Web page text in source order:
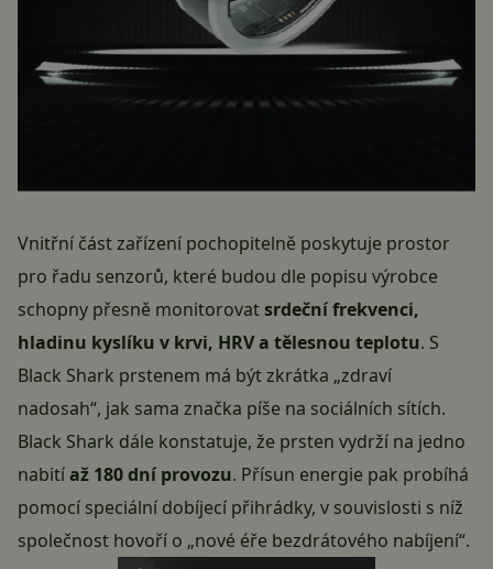
Vnitřní část zařízení pochopitelně poskytuje prostor
pro řadu senzorů, které budou dle popisu výrobce
schopny přesně monitorovatsrdeční frekvenci,
hladinu kyslíku v krvi, HRV a tělesnou teplotu. S
Black Shark prstenem má být zkrátka „zdraví
nadosah“, jak sama značka píše na sociálních sítích.
Black Shark dále konstatuje, že prsten vydrží na jedno
nabitíaž 180 dní provozu. Přísun energie pak probíhá
pomocí speciální dobíjecí přihrádky, v souvislosti s níž
společnost hovoří o „nové éře bezdrátového nabíjení“.